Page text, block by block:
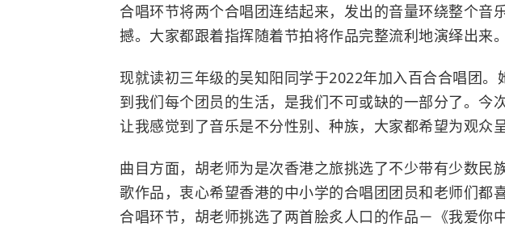
合唱环节将两个合唱团连结起来，发出的音量环绕整个音
撼。大家都跟着指挥随着节拍将作品完整流利地演绎出来。
现就读初三年级的吴知阳同学于2022年加入百合合唱团。
到我们每个团员的生活，是我们不可或缺的一部分了。今
让我感觉到了音乐是不分性别、种族，大家都希望为观众
曲目方面，胡老师为是次香港之旅挑选了不少带有少数民
歌作品，衷心希望香港的中小学的合唱团团员和老师们都
合唱环节，胡老师挑选了两首脍炙人口的作品－《我爱你